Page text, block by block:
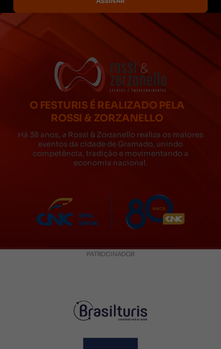
O FESTURIS É REALIZADO PELA
ROSSI & ZORZANELLO
Há 38 anos, a Rossi & Zorzanello realiza os maiores
eventos da cidade de Gramado, unindo
competência, tradição e movimentando a
economia nacional.
PATROCINADOR